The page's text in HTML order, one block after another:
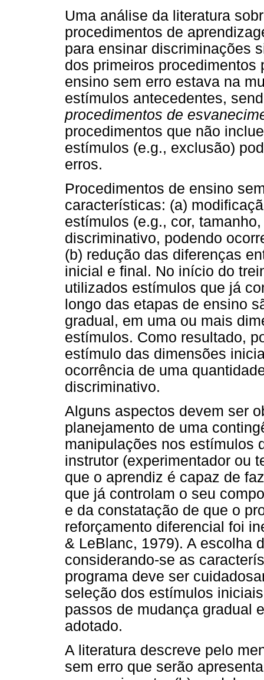
Uma análise da literatura
procedimentos de
para ensinar discriminações
dos primeiros
ensino sem erro estava na
estímulos antecedentes,
procedimentos de
procedimentos que não
estímulos (e.g., exclusão)
erros.
Procedimentos de ensino
características: (a)
estímulos (e.g., cor,
discriminativo, podendo
(b) redução das diferenças
inicial e final. No início do
utilizados estímulos que já
longo das etapas de ensino
gradual, em uma ou mais
estímulos. Como resultado,
estímulo das dimensões
ocorrência de uma
discriminativo.
Alguns aspectos devem ser
planejamento de uma
manipulações nos estímulos
instrutor (experimentador ou
que o aprendiz é capaz de
que já controlam o seu
e da constatação de que o
reforçamento diferencial foi
& LeBlanc, 1979). A escolha
considerando-se as
programa deve ser
seleção dos estímulos
passos de mudança gradual
adotado.
A literatura descreve pelo
sem erro que serão